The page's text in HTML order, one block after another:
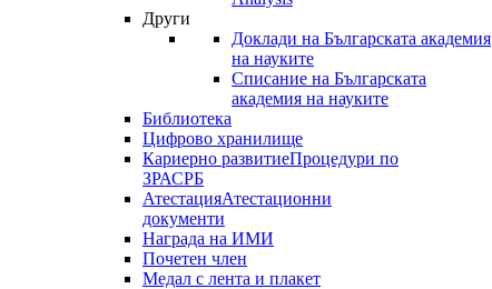
Други
Доклади на Българската академия
на науките
Списание на Българската
академия на науките
Библиотека
Цифрово хранилище
Кариерно развитиеПроцедури по
ЗРАСРБ
АтестацияАтестационни
документи
Награда на ИМИ
Почетен член
Медал с лента и плакет